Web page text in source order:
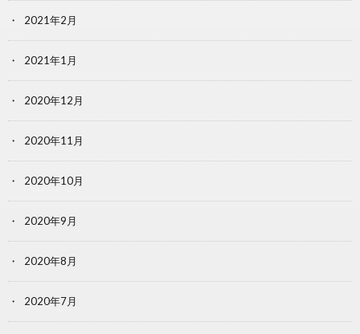
2021年2月
2021年1月
2020年12月
2020年11月
2020年10月
2020年9月
2020年8月
2020年7月